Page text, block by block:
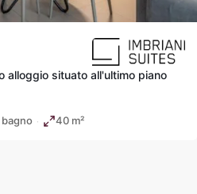
alloggio situato all'ultimo piano
bagno · 40 m²